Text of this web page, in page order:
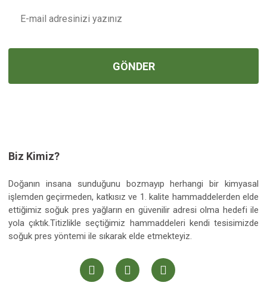
Gönder
GÖNDER
Biz Kimiz?
Doğanın insana sunduğunu bozmayıp herhangi bir kimyasal
işlemden geçirmeden, katkısız ve 1. kalite hammaddelerden elde
ettiğimiz soğuk pres yağların en güvenilir adresi olma hedefi ile
yola çıktık.Titizlikle seçtiğimiz hammaddeleri kendi tesisimizde
soğuk pres yöntemi ile sıkarak elde etmekteyiz.